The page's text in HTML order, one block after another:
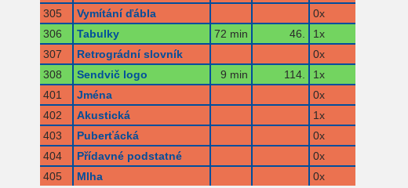
305
Vymítání ďábla
0x
306
Tabulky 72 min 46.
1x
307
Retrográdní slovník
0x
308
Sendvič logo 9 min 114.
1x
401
Jména
0x
402
Akustická
1x
403
Puberťácká
0x
404
Přídavné podstatné
0x
405
Mlha 0x